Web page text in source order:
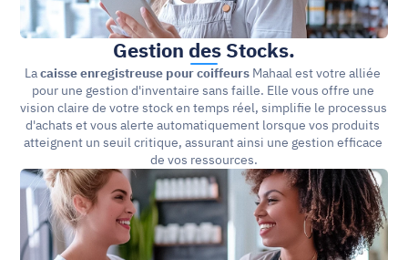
Gestion des Stocks.
La caisse enregistreuse pour coiffeurs Mahaal est votre alliée
pour une gestion d'inventaire sans faille. Elle vous offre une
vision claire de votre stock en temps réel, simplifie le processus
d'achats et vous alerte automatiquement lorsque vos produits
atteignent un seuil critique, assurant ainsi une gestion efficace
de vos ressources.